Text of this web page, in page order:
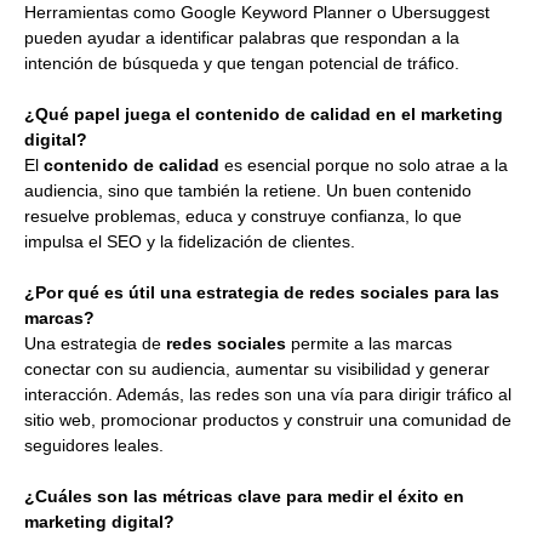
Herramientas como Google Keyword Planner o Ubersuggest
pueden ayudar a identificar palabras que respondan a la
intención de búsqueda y que tengan potencial de tráfico.
¿Qué papel juega el contenido de calidad en el marketing
digital?
El contenido de calidad es esencial porque no solo atrae a la
audiencia, sino que también la retiene. Un buen contenido
resuelve problemas, educa y construye confianza, lo que
impulsa el SEO y la fidelización de clientes.
¿Por qué es útil una estrategia de redes sociales para las
marcas?
Una estrategia de redes sociales permite a las marcas
conectar con su audiencia, aumentar su visibilidad y generar
interacción. Además, las redes son una vía para dirigir tráfico al
sitio web, promocionar productos y construir una comunidad de
seguidores leales.
¿Cuáles son las métricas clave para medir el éxito en
marketing digital?